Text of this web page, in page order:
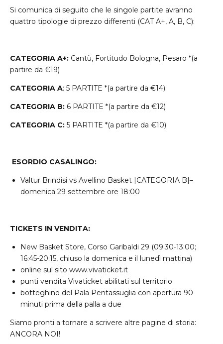
Si comunica di seguito che le singole partite avranno
quattro tipologie di prezzo differenti (CAT A+, A, B, C):
CATEGORIA A+: Cantù, Fortitudo Bologna, Pesaro *(a
partire da €19)
CATEGORIA A: 5 PARTITE *(a partire da €14)
CATEGORIA B: 6 PARTITE *(a partire da €12)
CATEGORIA C: 5 PARTITE *(a partire da €10)
ESORDIO CASALINGO:
Valtur Brindisi vs Avellino Basket |CATEGORIA B|–
domenica 29 settembre ore 18:00
TICKETS IN VENDITA:
New Basket Store, Corso Garibaldi 29 (09:30-13:00;
16:45-20:15, chiuso la domenica e il lunedì mattina)
online sul sito www.vivaticket.it
punti vendita Vivaticket abilitati sul territorio
botteghino del Pala Pentassuglia con apertura 90
minuti prima della palla a due
Siamo pronti a tornare a scrivere altre pagine di storia:
ANCORA NOI!